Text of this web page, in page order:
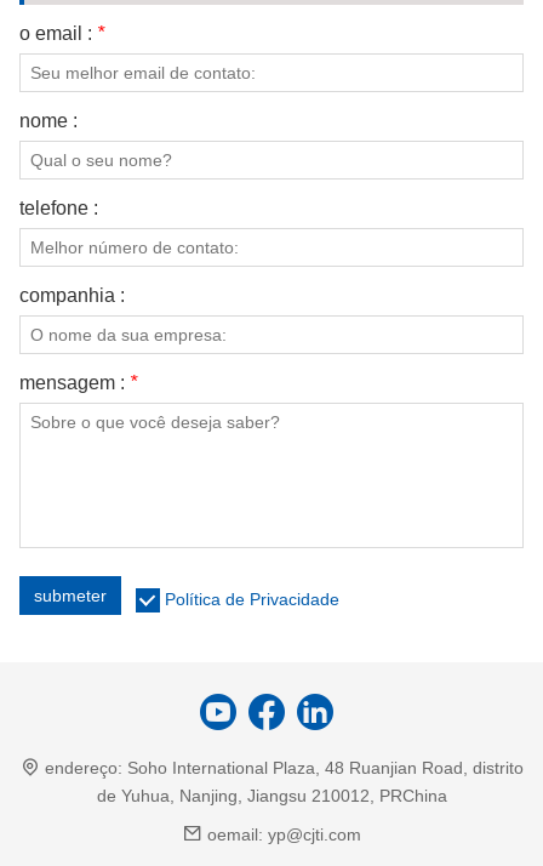
o email : *
nome :
telefone :
companhia :
mensagem : *
submeter Política de Privacidade
endereço: Soho International Plaza, 48 Ruanjian Road, distrito
de Yuhua, Nanjing, Jiangsu 210012, PRChina
oemail: yp@cjti.com